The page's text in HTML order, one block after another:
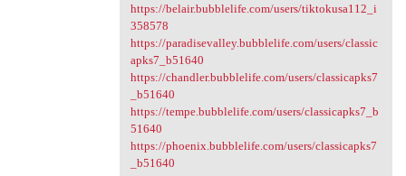
https://belair.bubblelife.com/users/tiktokusa112_i
358578
https://paradisevalley.bubblelife.com/users/classic
apks7_b51640
https://chandler.bubblelife.com/users/classicapks7
_b51640
https://tempe.bubblelife.com/users/classicapks7_b
51640
https://phoenix.bubblelife.com/users/classicapks7
_b51640